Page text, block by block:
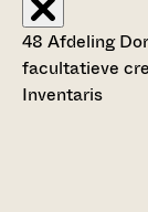
48 Afdeling
facultatieve
Inventaris